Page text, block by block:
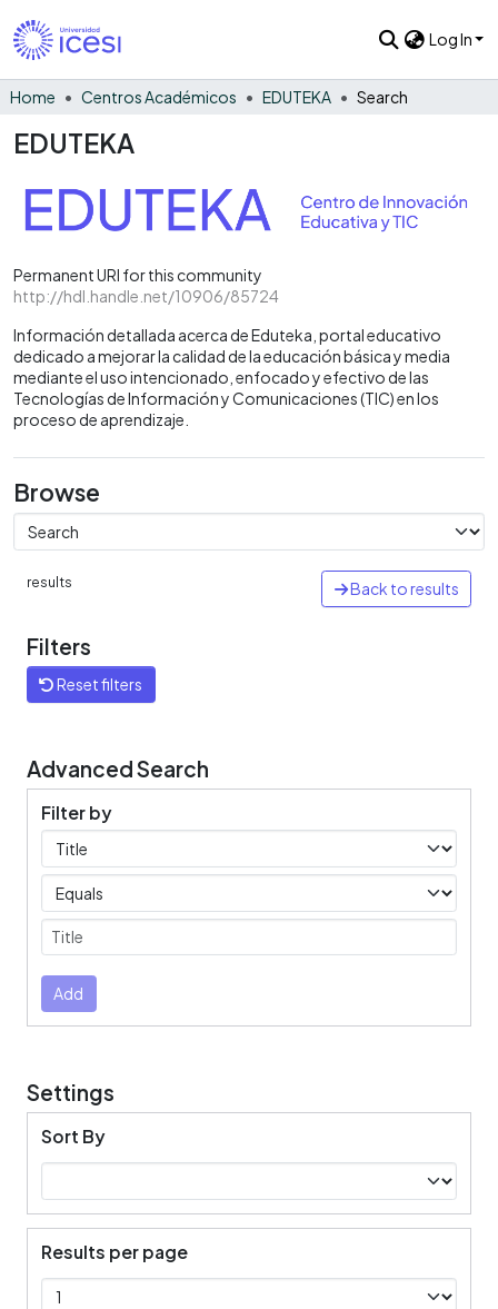
Log In
Home Centros Académicos EDUTEKA Search
EDUTEKA
Permanent URI for this community
http://hdl.handle.net/10906/85724
Información detallada acerca de Eduteka, portal educativo
dedicado a mejorar la calidad de la educación básica y media
mediante el uso intencionado, enfocado y efectivo de las
Tecnologías de Información y Comunicaciones (TIC) en los
proceso de aprendizaje.
Browse
results Back to results
Filters
Reset filters
Advanced Search
Filter by
Filters
Operators
Submit
Add
Settings
Sort By
Results per page